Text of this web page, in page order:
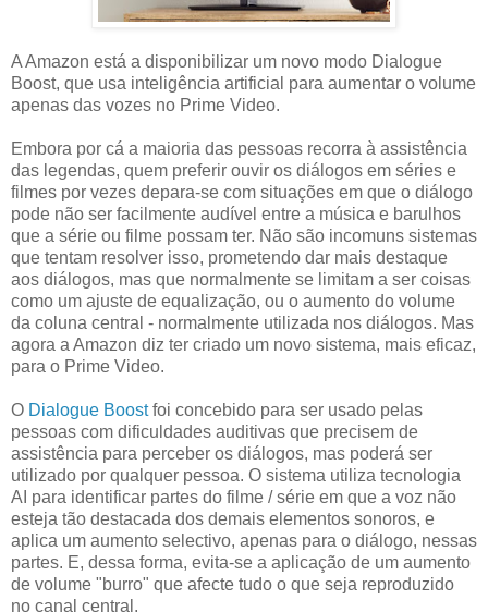
A Amazon está a disponibilizar um novo modo Dialogue
Boost, que usa inteligência artificial para aumentar o volume
apenas das vozes no Prime Video.
Embora por cá a maioria das pessoas recorra à assistência
das legendas, quem preferir ouvir os diálogos em séries e
filmes por vezes depara-se com situações em que o diálogo
pode não ser facilmente audível entre a música e barulhos
que a série ou filme possam ter. Não são incomuns sistemas
que tentam resolver isso, prometendo dar mais destaque
aos diálogos, mas que normalmente se limitam a ser coisas
como um ajuste de equalização, ou o aumento do volume
da coluna central - normalmente utilizada nos diálogos. Mas
agora a Amazon diz ter criado um novo sistema, mais eficaz,
para o Prime Video.
O Dialogue Boostfoi concebido para ser usado pelas
pessoas com dificuldades auditivas que precisem de
assistência para perceber os diálogos, mas poderá ser
utilizado por qualquer pessoa. O sistema utiliza tecnologia
AI para identificar partes do filme / série em que a voz não
esteja tão destacada dos demais elementos sonoros, e
aplica um aumento selectivo, apenas para o diálogo, nessas
partes. E, dessa forma, evita-se a aplicação de um aumento
de volume "burro" que afecte tudo o que seja reproduzido
no canal central.